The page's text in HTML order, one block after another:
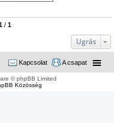
/ 1
Ugrás
A csapat
Kapcsolat
© phpBB Limited
Közösség